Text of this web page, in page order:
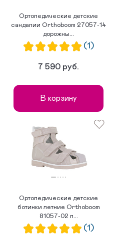
Ортопедические детские
сандалии Orthoboom 27057-14
дорожны...
(1)
7 590 руб.
В корзину
Ортопедические детские
ботинки летние Orthoboom
81057-02 п...
(1)